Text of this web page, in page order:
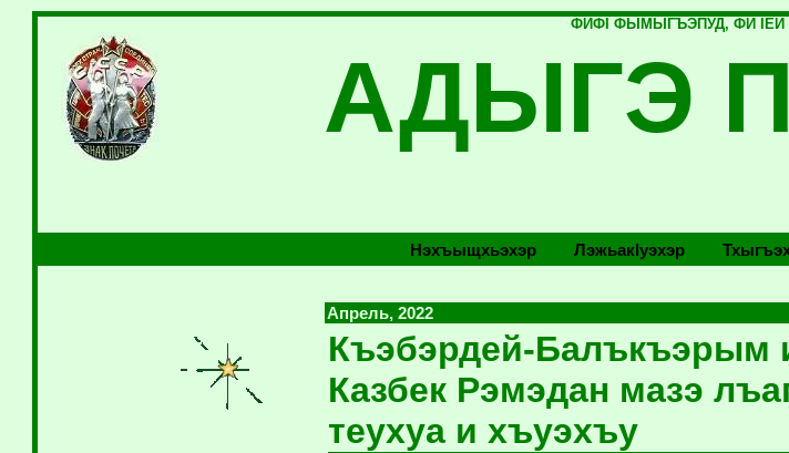
ФИФI ФЫМЫГЪЭПУД, ФИ
АДЫГЭ
Нэхъыщхьэхэр Лэжьакlуэхэр
Апрель, 2022
Къэбэрдей-Балъкъэрым
Казбек Рэмэдан мазэ
теухуа и хъуэхъу